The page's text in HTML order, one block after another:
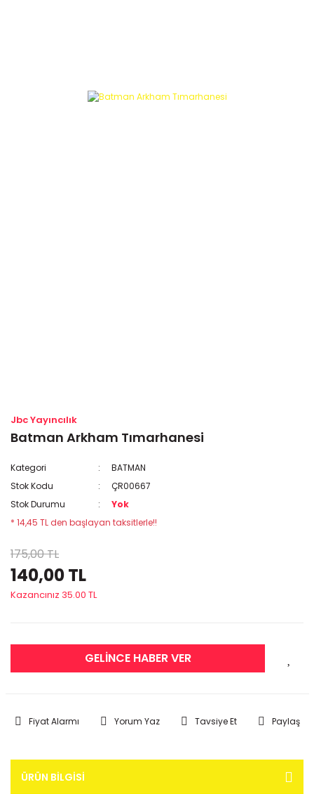
Jbc Yayıncılık
Batman Arkham Tımarhanesi
Kategori
BATMAN
Stok Kodu
ÇR00667
Stok Durumu
Yok
* 14,45 TL den başlayan taksitlerle!!
175,00 TL
140,00 TL
Kazancınız 35.00 TL
GELİNCE HABER VER
Fiyat Alarmı Yorum Yaz Tavsiye Et Paylaş
ÜRÜN BILGISI